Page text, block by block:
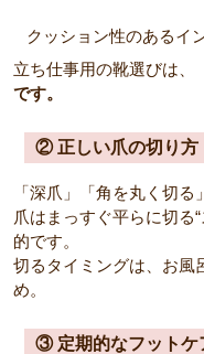
クッション性のあるイ
立ち仕事用の靴選びは、
です。
② 正しい爪の切り方
「深爪」「角を丸く切る
爪はまっすぐ平らに切る
的です。
切るタイミングは、お風
め。
③ 定期的なフットケ